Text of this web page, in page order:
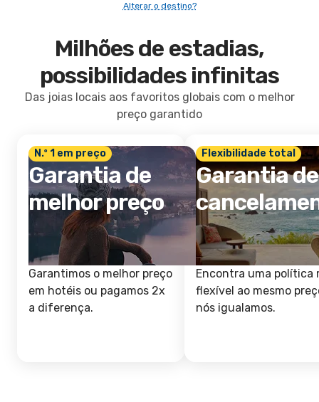
Alterar o destino?
Milhões de estadias,
possibilidades infinitas
Das joias locais aos favoritos globais com o melhor
preço garantido
N.º 1 em preço
Garantia de
melhor preço
Garantimos o melhor preço
em hotéis ou pagamos 2x
a diferença.
Flexibilidade total
Garantia de
Encontra uma política
flexível ao mesmo
nós igualamos.